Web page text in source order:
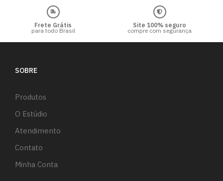
Frete Grátis
para todo Brasil
Site 100% seguro
compre com segurança
SOBRE
Produtos
O Estúdio
Atendimento
Contato
Minha Conta